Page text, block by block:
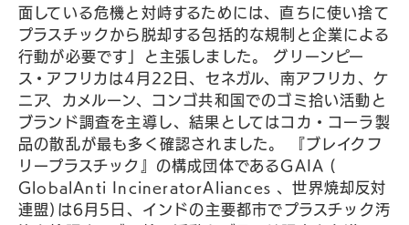
面している危機と対峙するためには、直ちに使い捨て
プラスチックから脱却する包括的な規制と企業による
行動が必要です」と主張しました。 グリーンピー
ス・アフリカは4月22日、セネガル、南アフリカ、ケ
ニア、カメルーン、コンゴ共和国でのゴミ拾い活動と
ブランド調査を主導し、結果としてはコカ・コーラ製
品の散乱が最も多く確認されました。 『ブレイクフ
リープラスチック』の構成団体であるGAIA (
GlobalAnti IncineratorAliances 、世界焼却反対
連盟)は6月5日、インドの主要都市でプラスチック汚